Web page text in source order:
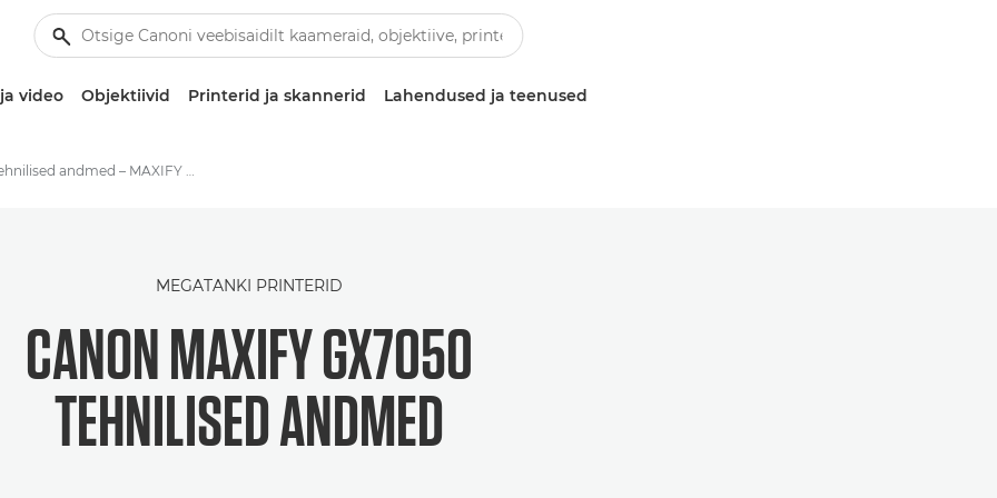
video Objektiivid Printerid ja skannerid Lahendused ja teenused
Tehnilised andmed – MAXIFY GX7050
MEGATANKI PRINTERID
CANON MAXIFY GX7050
TEHNILISED ANDMED